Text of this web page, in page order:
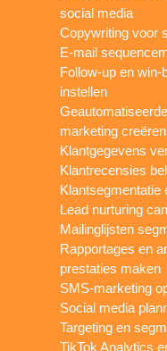
social media
Copywriting voor
E-mail
Follow-up en
instellen
marketing creëren
Klantgegevens
Klantrecensies
Klantsegmentatie
Lead nurturing
Mailinglijsten
Rapportages en
prestaties maken
SMS-marketing
Social media
Targeting en
TikTok Analytics